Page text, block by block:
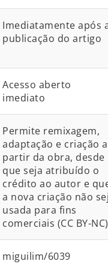
Imediatamente após
publicação do artigo
Acesso aberto
imediato
Permite remixagem,
adaptação e criação a
partir da obra, desde
que seja atribuído o
crédito ao autor e
a nova criação não
usada para fins
comerciais (CC BY-NC)
miguilim/6039